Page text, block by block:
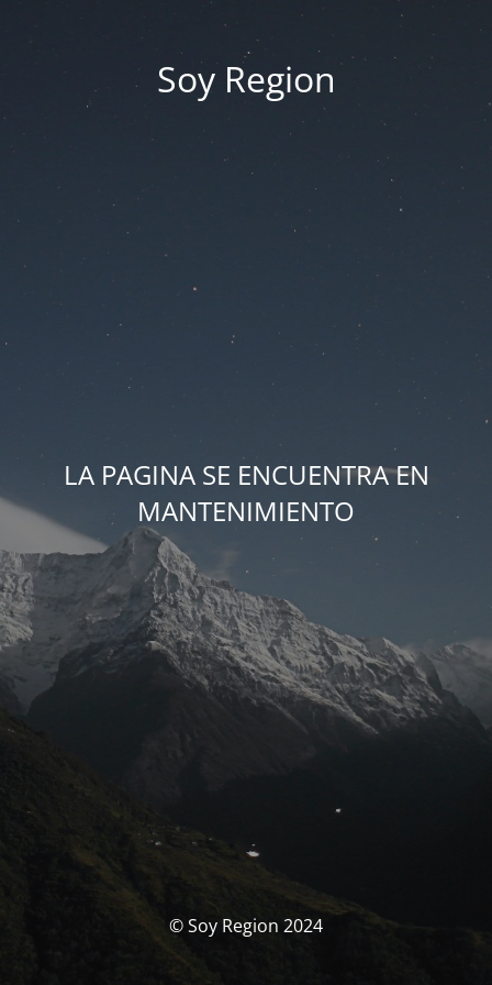
Soy Region
LA PAGINA SE ENCUENTRA EN
MANTENIMIENTO
© Soy Region 2024